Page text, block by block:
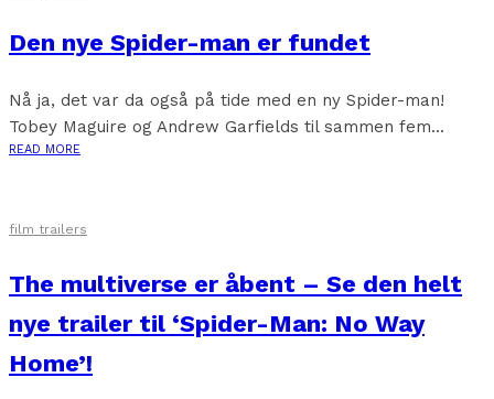
Den nye Spider-man er fundet
Nå ja, det var da også på tide med en ny Spider-man!
Tobey Maguire og Andrew Garfields til sammen fem...
READ MORE
film trailers
The multiverse er åbent – Se den helt
nye trailer til ‘Spider-Man: No Way
Home’!